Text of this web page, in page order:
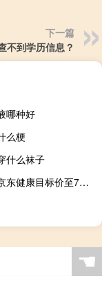
下一篇
不到学历信息？
哪种好
么梗
什么袜子
高盛下调京东健康目标价至75港元 评级买入
☚